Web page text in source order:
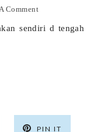
Comment
sendiri d tengah
PIN IT